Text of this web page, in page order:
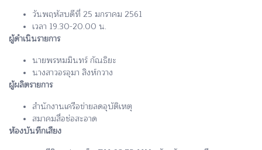
วันพฤหัสบดีที่ 25 มกราคม 2561
เวลา 19.30-20.00 น.
ผู้ดำเนินรายการ
นายพรหมมินทร์ กัณธิยะ
นางสาวอรอุมา สิงห์กวาง
ผู้ผลิตรายการ
สำนักงานเครือข่ายลดอุบัติเหตุ
สมาคมสื่อช่อสะอาด
ห้องบันทึกเสียง